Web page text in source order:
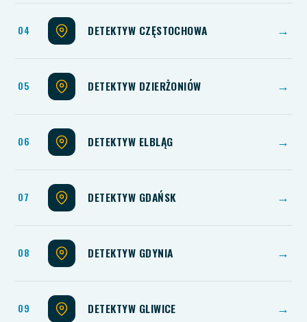
DETEKTYW CZĘSTOCHOWA →
DETEKTYW DZIERŻONIÓW →
DETEKTYW ELBLĄG →
DETEKTYW GDAŃSK →
DETEKTYW GDYNIA →
DETEKTYW GLIWICE →